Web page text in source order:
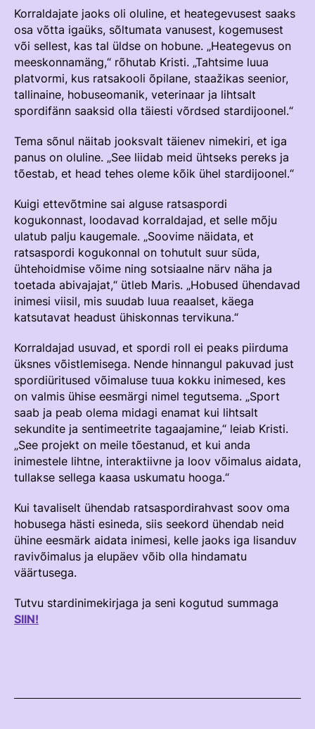
Korraldajate jaoks oli oluline, et heategevusest saaks
osa võtta igaüks, sõltumata vanusest, kogemusest
või sellest, kas tal üldse on hobune. „Heategevus on
meeskonnamäng,“ rõhutab Kristi. „Tahtsime luua
platvormi, kus ratsakooli õpilane, staažikas seenior,
tallinaine, hobuseomanik, veterinaar ja lihtsalt
spordifänn saaksid olla täiesti võrdsed stardijoonel.“
Tema sõnul näitab jooksvalt täienev nimekiri, et iga
panus on oluline. „See liidab meid ühtseks pereks ja
tõestab, et head tehes oleme kõik ühel stardijoonel.“
Kuigi ettevõtmine sai alguse ratsaspordi
kogukonnast, loodavad korraldajad, et selle mõju
ulatub palju kaugemale. „Soovime näidata, et
ratsaspordi kogukonnal on tohutult suur süda,
ühtehoidmise võime ning sotsiaalne närv näha ja
toetada abivajajat,“ ütleb Maris. „Hobused ühendavad
inimesi viisil, mis suudab luua reaalset, käega
katsutavat headust ühiskonnas tervikuna.“
Korraldajad usuvad, et spordi roll ei peaks piirduma
üksnes võistlemisega. Nende hinnangul pakuvad just
spordiüritused võimaluse tuua kokku inimesed, kes
on valmis ühise eesmärgi nimel tegutsema. „Sport
saab ja peab olema midagi enamat kui lihtsalt
sekundite ja sentimeetrite tagaajamine,“ leiab Kristi.
„See projekt on meile tõestanud, et kui anda
inimestele lihtne, interaktiivne ja loov võimalus aidata,
tullakse sellega kaasa uskumatu hooga.“
Kui tavaliselt ühendab ratsaspordirahvast soov oma
hobusega hästi esineda, siis seekord ühendab neid
ühine eesmärk aidata inimesi, kelle jaoks iga lisanduv
ravivõimalus ja elupäev võib olla hindamatu
väärtusega.
Tutvu stardinimekirjaga ja seni kogutud summaga
SIIN!